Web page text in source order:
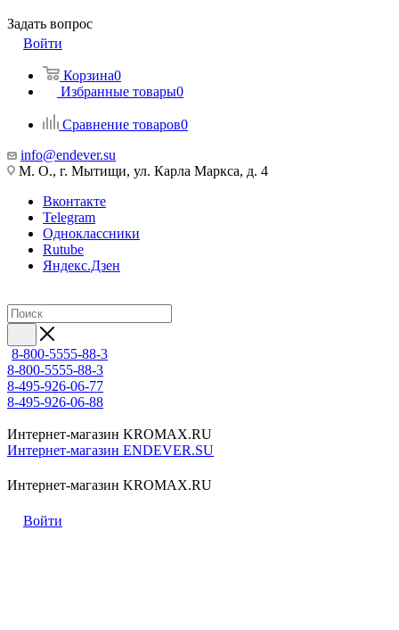
Задать вопрос
Войти
Корзина0
Избранные товары0
Сравнение товаров0
info@endever.su
М. О., г. Мытищи, ул. Карла Маркса, д. 4
Вконтакте
Telegram
Одноклассники
Rutube
Яндекс.Дзен
8-800-5555-88-3
8-800-5555-88-3
8-495-926-06-77
8-495-926-06-88
Интернет-магазин KROMAX.RU
Интернет-магазин ENDEVER.SU
Интернет-магазин KROMAX.RU
Войти